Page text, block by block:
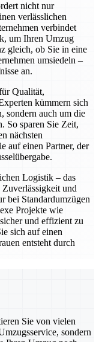
nicht nur
verlässlichen
verbindet
um Ihren Umzug
gleich, ob Sie in eine
umsiedeln –
an.
Qualität,
kümmern sich
sondern auch um die
So sparen Sie Zeit,
nächsten
auf einen Partner, der
Logistik – das
und
bei Standardumzügen
Projekte wie
und effizient zu
sich auf einen
entsteht durch
Sie von vielen
sondern